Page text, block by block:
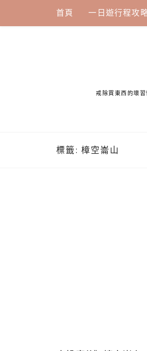
content
首頁 一日遊行程攻
戒除買東西的壞
標籤: 樟空崙山